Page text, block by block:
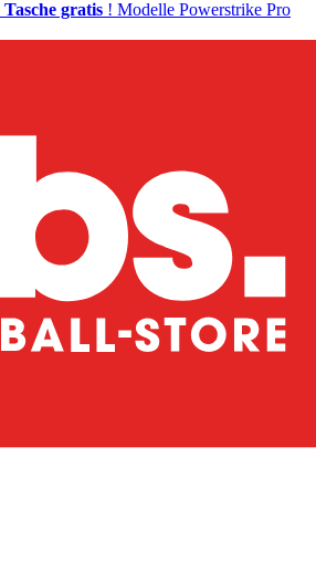
Tasche gratis ! Modelle Powerstrike Pro